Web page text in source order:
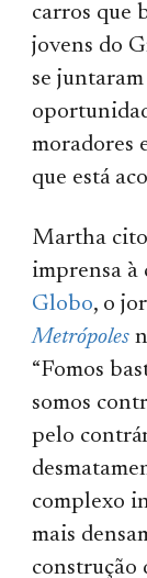
carros que
jovens do
se
moradores
que está
Martha
imprensa à
Globo, o
Metrópoles
“Fomos
somos
pelo
complexo
mais
construção